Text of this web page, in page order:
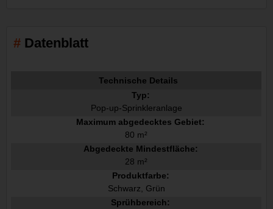
Datenblatt
Technische Details
Typ:
Pop-up-Sprinkleranlage
Maximum abgedecktes Gebiet:
80 m²
Abgedeckte Mindestfläche:
28 m²
Produktfarbe:
Schwarz, Grün
Sprühbereich: